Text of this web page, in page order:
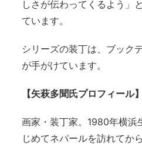
しさが伝わってくるよう」
ています。
シリーズの装丁は、ブック
が手がけています。
【矢萩多聞氏プロフィール】
画家・装丁家。1980年横浜
じめてネパールを訪れてか